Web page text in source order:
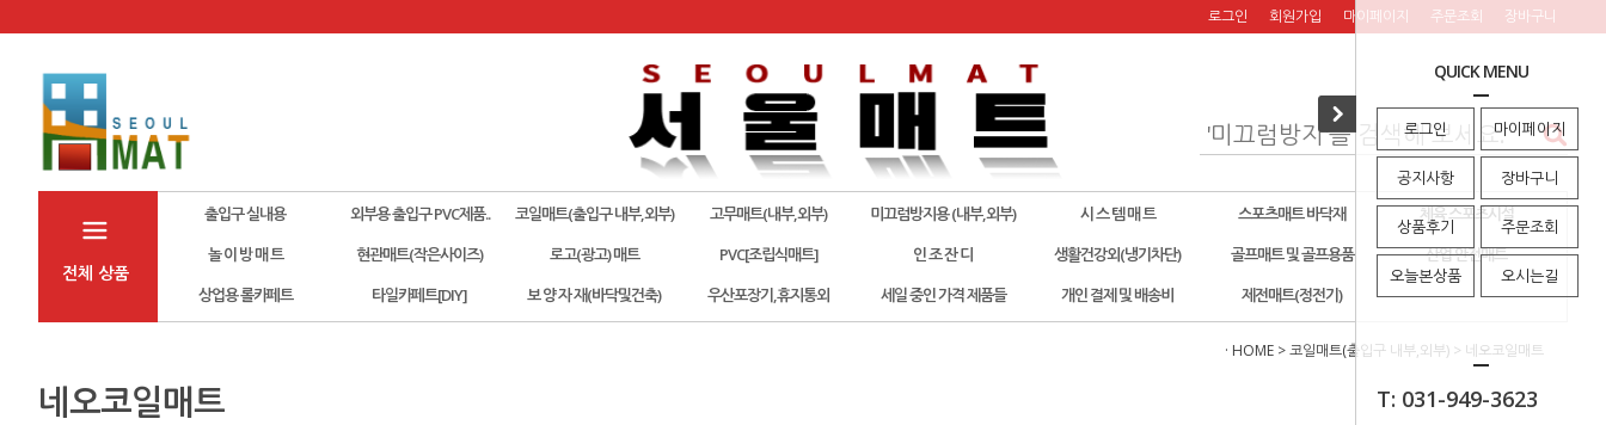
QUICK MENU
로그인 마이페이지
공지사항 장바구니
상품후기 주문조회
오늘본상품 오시는길
T: 031-949-3623
로그인 회원가입 마이페이지 주문조회 장바구니
전체 상품
출입구 실내용 외부용 출입구 PVC제품.. 코일매트(출입구 내부,외부) 고무매트(내부,외부) 미끄럼방지용 (내부,외부) 시 스 템 매 트 스포츠매트 바닥재
체육 스포츠시설
놀 이 방 매 트
현관매트(작은사이즈) 로고(광고) 매트 PVC[조립식매트] 인 조 잔 디 생활건강외(냉기차단) 골프매트 및 골프용품
산업 안전매트
상업용 롤카페트
타일카페트[DIY] 보 양 자 재(바닥및건축) 우산포장기,휴지통외 세일 중인 가격 제품들 개인 결제 및 배송비 제전매트(정전기)
· HOME >코일매트(출입구 내부,외부) > 네오코일매트
네오코일매트